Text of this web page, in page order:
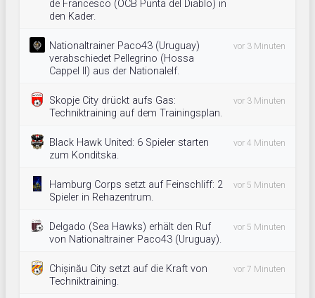
de Francesco (OCB Punta del Diablo) in
den Kader.
Nationaltrainer Paco43 (Uruguay)
verabschiedet Pellegrino (Hossa
Cappel II) aus der Nationalelf.
vor 3 Minuten
Skopje City drückt aufs Gas:
Techniktraining auf dem Trainingsplan.
vor 3 Minuten
Black Hawk United: 6 Spieler starten
zum Konditska.
vor 4 Minuten
Hamburg Corps setzt auf Feinschliff: 2
Spieler in Rehazentrum.
vor 5 Minuten
Delgado (Sea Hawks) erhält den Ruf
von Nationaltrainer Paco43 (Uruguay).
vor 5 Minuten
Chișinău City setzt auf die Kraft von
Techniktraining.
vor 7 Minuten